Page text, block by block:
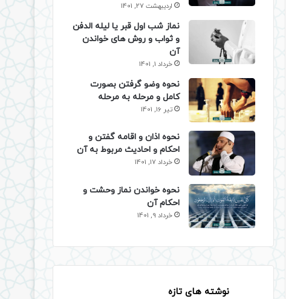
اردیبهشت 27, 1401
نماز شب اول قبر یا لیله الدفن
و ثواب و روش های خواندن
آن
خرداد 1, 1401
نحوه وضو گرفتن بصورت
کامل و مرحله به مرحله
تیر 16, 1401
نحوه اذان و اقامه گفتن و
احکام و احادیث مربوط به آن
خرداد 17, 1401
نحوه خواندن نماز وحشت و
احکام آن
خرداد 9, 1401
نوشته های تازه